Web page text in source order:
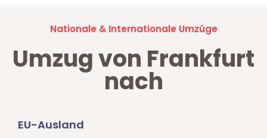
Nationale & Internationale Umzüge
Umzug von Frankfurt
nach
EU-Ausland